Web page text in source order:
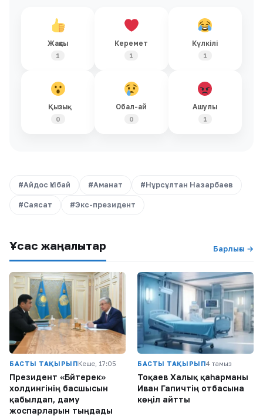
Жақсы
1
Керемет
1
Күлкілі
1
Қызық
0
Обал-ай
0
Ашулы
1
#Айдос Үкібай #Аманат #Нұрсұлтан Назарбаев
#Саясат #Экс-президент
Ұқсас жаңалықтар Барлығы →
БАСТЫ ТАҚЫРЫПКеше, 17:05
Президент «Бәйтерек»
холдингінің басшысын
қабылдап, даму
жоспарларын тыңдады
БАСТЫ ТАҚЫРЫП4 тамыз
Тоқаев Халық қаһарманы
Иван Гапичтің отбасына
көңіл айтты